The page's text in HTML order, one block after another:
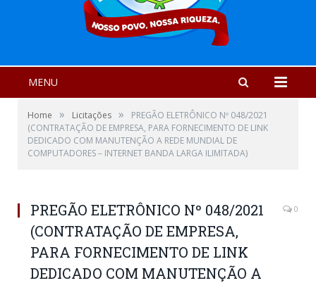
MENU
Home » Licitações »
PREGÃO ELETRÔNICO Nº 048/2021
(CONTRATAÇÃO DE EMPRESA, PARA FORNECIMENTO DE LINK
DEDICADO COM MANUTENÇÃO A REDE MUNDIAL DE
COMPUTADORES – INTERNET BANDA LARGA ILIMITADA)
PREGÃO ELETRÔNICO Nº 048/2021
(CONTRATAÇÃO DE EMPRESA,
PARA FORNECIMENTO DE LINK
DEDICADO COM MANUTENÇÃO A
0